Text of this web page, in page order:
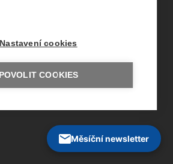
Měsíční newsletter
Nastavení cookies
POVOLIT COOKIES